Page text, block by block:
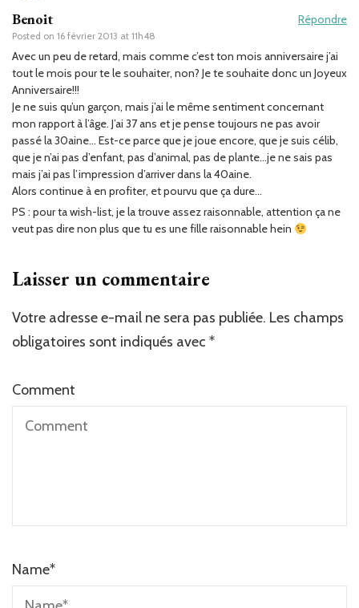
Benoit
Posted on 16 février 2013 at 11h48
Répondre
Avec un peu de retard, mais comme c’est ton mois anniversaire j’ai
tout le mois pour te le souhaiter, non? Je te souhaite donc un Joyeux
Anniversaire!!!
Je ne suis qu’un garçon, mais j’ai le même sentiment concernant
mon rapport à l’âge. J’ai 37 ans et je pense toujours ne pas avoir
passé la 30aine… Est-ce parce que je joue encore, que je suis célib,
que je n’ai pas d’enfant, pas d’animal, pas de plante…je ne sais pas
mais j’ai pas l’impression d’arriver dans la 40aine.
Alors continue à en profiter, et pourvu que ça dure…
PS : pour ta wish-list, je la trouve assez raisonnable, attention ça ne
veut pas dire non plus que tu es une fille raisonnable hein
Laisser un commentaire
Votre adresse e-mail ne sera pas publiée. Les champs
obligatoires sont indiqués avec *
Comment
Name*